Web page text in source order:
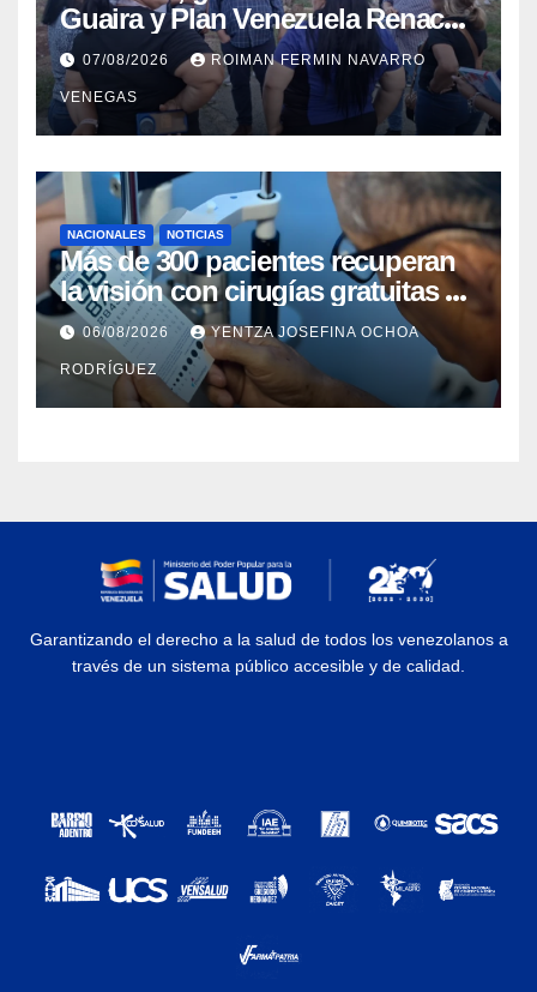
Guaira y Plan Venezuela Renace
iniciaron la rehabilitación integral
del Centro Psicofamiliar El Niño y
el Mar
07/08/2026 ROIMAN FERMIN NAVARRO
VENEGAS
NACIONALES NOTICIAS
Más de 300 pacientes recuperan
la visión con cirugías gratuitas de
cataratas en Zulia
06/08/2026 YENTZA JOSEFINA OCHOA
RODRÍGUEZ
Garantizando el derecho a la salud de todos los venezolanos a
través de un sistema público accesible y de calidad.